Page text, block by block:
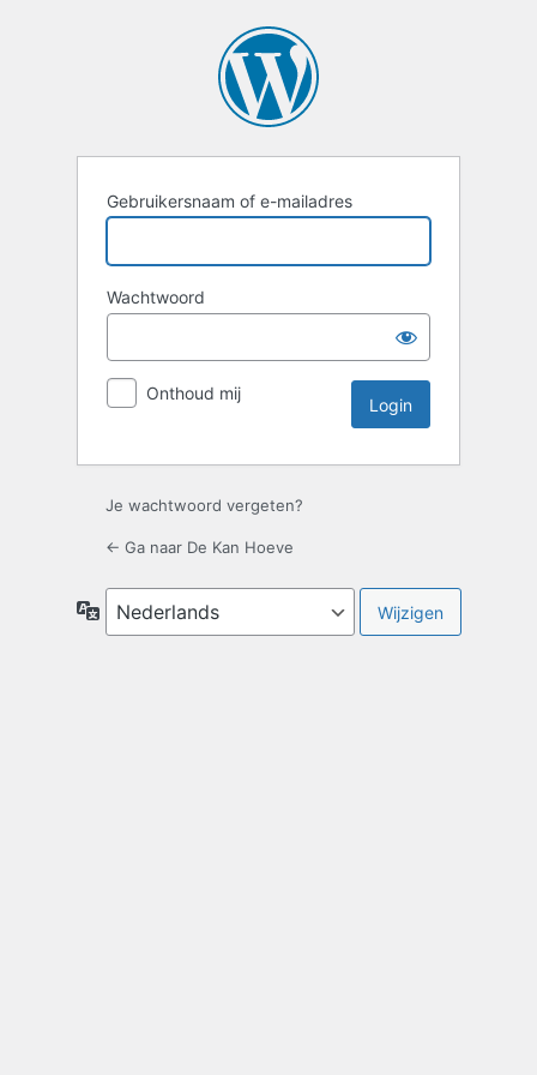
Gebruikersnaam of e-mailadres
Wachtwoord
Onthoud mij
Je wachtwoord vergeten?
← Ga naar De Kan Hoeve
Taal